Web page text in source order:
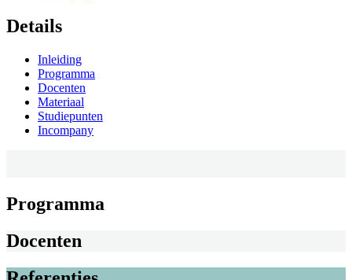
Details
Inleiding
Programma
Docenten
Materiaal
Studiepunten
Incompany
Programma
Docenten